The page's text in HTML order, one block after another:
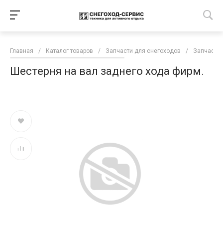
Главная / Каталог товаров / Запчасти для снегоходов / Запчасти
Шестерня на вал заднего хода фирм.